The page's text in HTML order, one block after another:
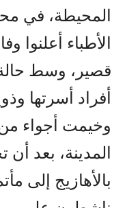
المحيطة، في
الأطباء أعلنوا
قصير، وسط حالة
أفراد أسرتها
وخيمت أجواء
المدينة، بعد أن
بالأهازيج إلى